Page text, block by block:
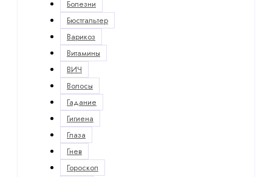
Болезни
Бюстгальтер
Варикоз
Витамины
ВИЧ
Волосы
Гадание
Гигиена
Глаза
Гнев
Гороскоп